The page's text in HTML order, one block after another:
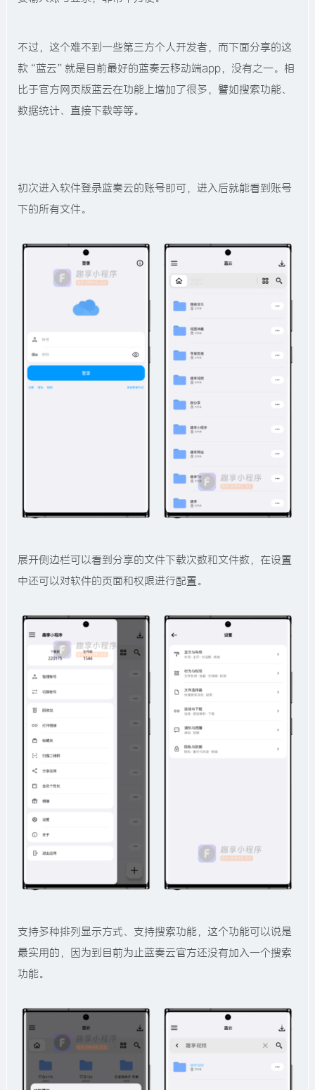
不过，这个难不到一些第三方个人开发者，而下面分享的这
款“蓝云”就是目前最好的蓝奏云移动端app，没有之一。相
比于官方网页版蓝云在功能上增加了很多，譬如搜索功能、
数据统计、直接下载等等。
初次进入软件登录蓝奏云的账号即可，进入后就能看到账号
下的所有文件。
展开侧边栏可以看到分享的文件下载次数和文件数，在设置
中还可以对软件的页面和权限进行配置。
支持多种排列显示方式、支持搜索功能，这个功能可以说是
最实用的，因为到目前为止蓝奏云官方还没有加入一个搜索
功能。